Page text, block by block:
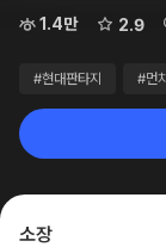
1.4만
2.9
#현대판타지 #먼
소장